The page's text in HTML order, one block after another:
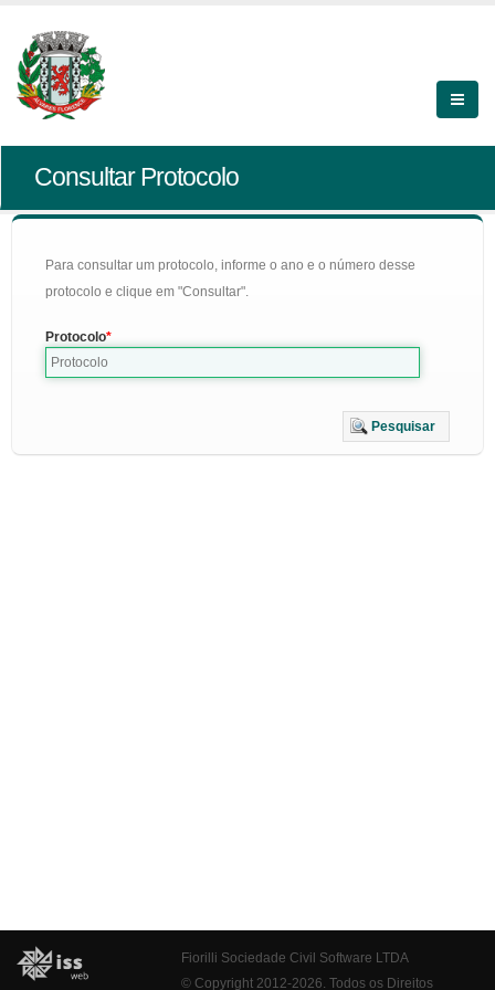
Consultar Protocolo
Para consultar um protocolo, informe o ano e o número desse
protocolo e clique em "Consultar".
Protocolo
Pesquisar
Fiorilli Sociedade Civil Software LTDA
© Copyright 2012-2026. Todos os Direitos